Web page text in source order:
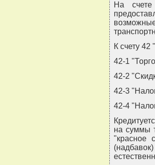
На счете
К счету 42
42-1
42-2
42-3
42-4
на суммы
"красное